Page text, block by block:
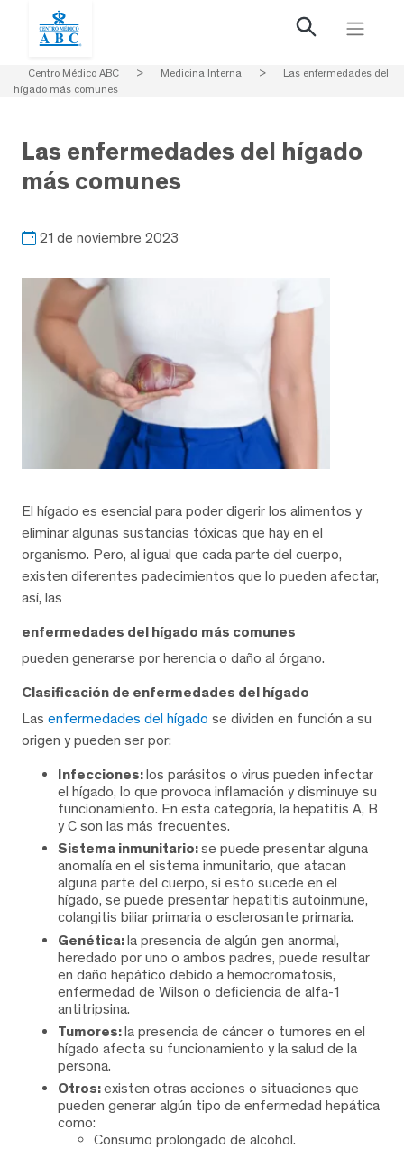
Centro Médico ABC > Medicina Interna >
Las enfermedades del
hígado más comunes
Las enfermedades del hígado
más comunes
21 de noviembre 2023
El hígado es esencial para poder digerir los alimentos y
eliminar algunas sustancias tóxicas que hay en el
organismo. Pero, al igual que cada parte del cuerpo,
existen diferentes padecimientos que lo pueden afectar,
así, las
enfermedades del hígado más comunes
pueden generarse por herencia o daño al órgano.
Clasificación de enfermedades del hígado
Las enfermedades del hígado se dividen en función a su
origen y pueden ser por:
Infecciones:los parásitos o virus pueden infectar
el hígado, lo que provoca inflamación y disminuye su
funcionamiento. En esta categoría, la hepatitis A, B
y C son las más frecuentes.
Sistema inmunitario:se puede presentar alguna
anomalía en el sistema inmunitario, que atacan
alguna parte del cuerpo, si esto sucede en el
hígado, se puede presentar hepatitis autoinmune,
colangitis biliar primaria o esclerosante primaria.
Genética:la presencia de algún gen anormal,
heredado por uno o ambos padres, puede resultar
en daño hepático debido a hemocromatosis,
enfermedad de Wilson o deficiencia de alfa-1
antitripsina.
Tumores:la presencia de cáncer o tumores en el
hígado afecta su funcionamiento y la salud de la
persona.
Otros:existen otras acciones o situaciones que
pueden generar algún tipo de enfermedad hepática
como:
Consumo prolongado de alcohol.